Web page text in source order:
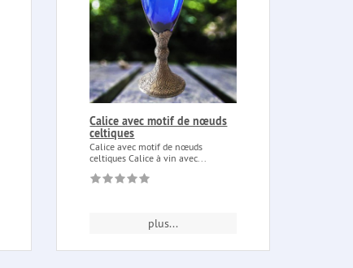
Calice avec motif de nœuds
celtiques
Calice avec motif de nœuds
celtiques Calice à vin avec...
plus...